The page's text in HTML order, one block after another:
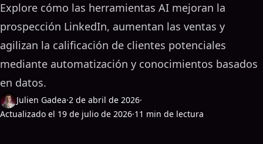
Explore cómo las herramientas AI mejoran la
prospección LinkedIn, aumentan las ventas y
agilizan la calificación de clientes potenciales
mediante automatización y conocimientos basados ​​
en datos.
Julien Gadea·2 de abril de 2026·
Actualizado el 19 de julio de 2026·11 min de lectura